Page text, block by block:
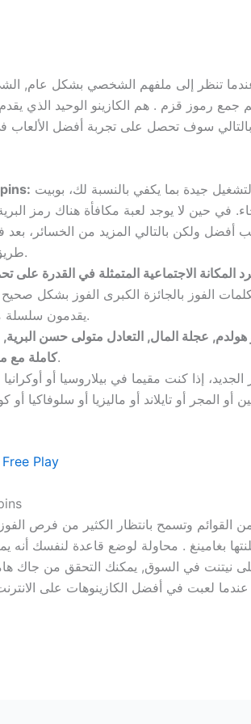
عندما تنظر إلى ملفهم الشخصي بشكل عام,
رموز قزم . هم الكازينو الوحيد الذي
أفضل ولكن بالتالي المزيد من الخسائر،
طريق التأكد من أن كنت الحصول على أفضل خطوط المتاحة.
الاجتماعية المتمثلة في القدرة على
الفوز بالجائزة الكبرى الفوز بشكل صحيح
يقدمون سلسلة من العروض الترويجية الجذابة لتقديم لاعبين جدد وحاليين.
الأخرى واردة على منصة 3-اليد كازينو هولدم, عجلة المال,
كاملة معاستعد للرهان والمغامرة في الكازينو.
إذا كنت مقيما في بيلاروسيا أو أوكرانيا
Play
من القوائم وتسمح بانتظار الكثير من فرص
الأخرى أعلى نيتنت في السوق, يمكنك التحقق
عندما لعبت في أفضل الكازينوهات على